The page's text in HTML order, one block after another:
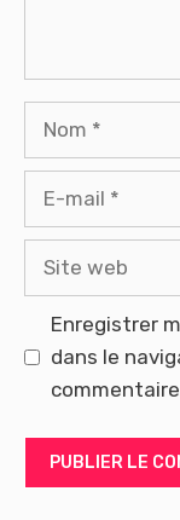
Enregistrer
dans le